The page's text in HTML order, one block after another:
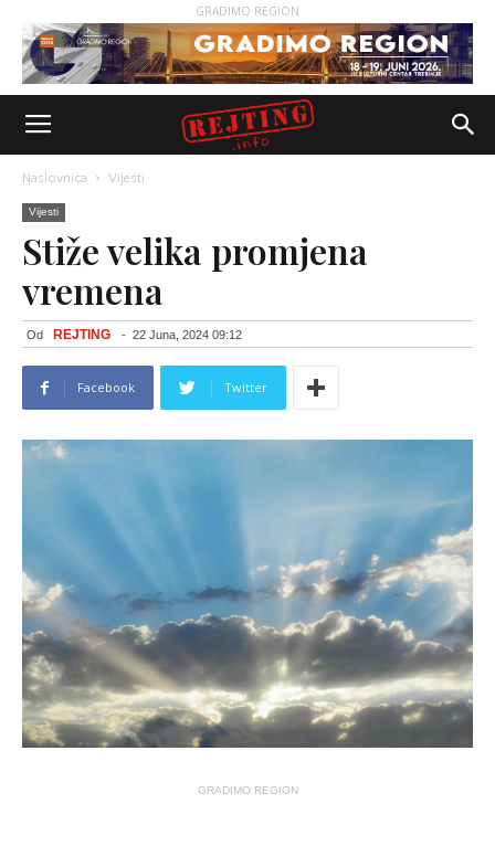
GRADIMO REGION
Naslovnica Vijesti
Vijesti
Stiže velika promjena
vremena
Od REJTING - 22 Juna, 2024 09:12
Facebook Twitter
GRADIMO REGION